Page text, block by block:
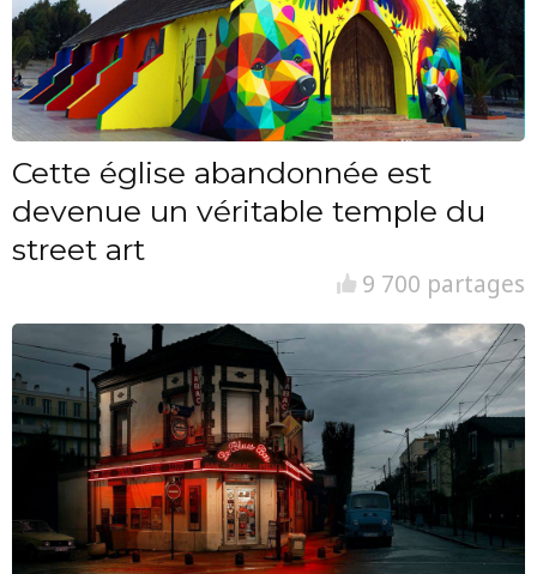
Cette église abandonnée est
devenue un véritable temple du
street art
9 700 partages